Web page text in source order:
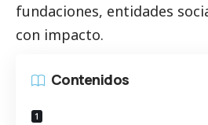
fundaciones, entidades
con impacto.
Contenidos